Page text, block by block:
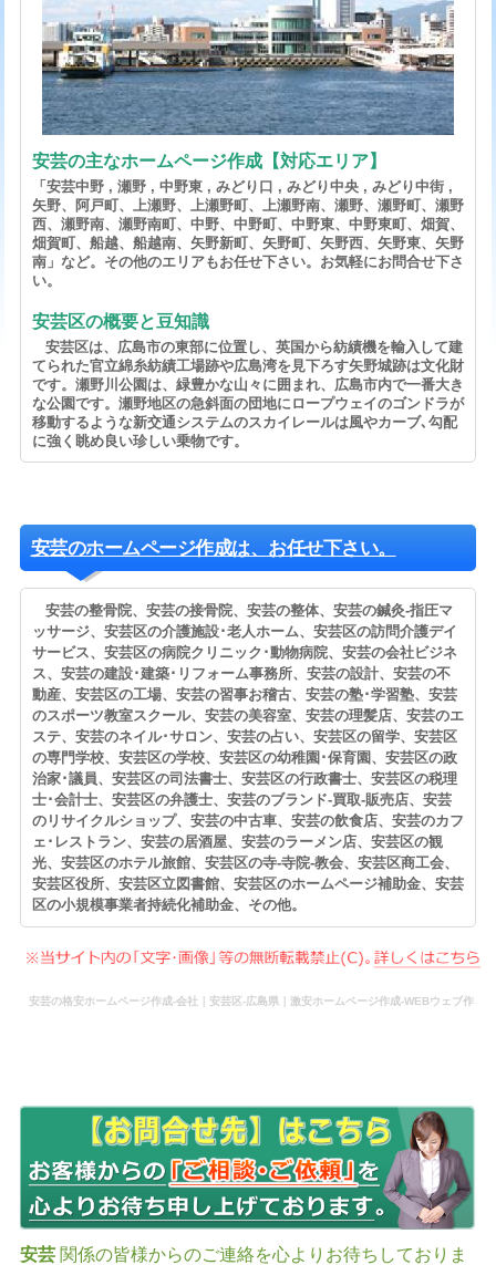
安芸の主なホームページ作成【対応エリア】
「安芸中野 , 瀬野 , 中野東 , みどり口 , みどり中央 , みどり中街 ,
矢野、阿戸町、上瀬野、上瀬野町、上瀬野南、瀬野、瀬野町、瀬野
西、瀬野南、瀬野南町、中野、中野町、中野東、中野東町、畑賀、
畑賀町、船越、船越南、矢野新町、矢野町、矢野西、矢野東、矢野
南」など。その他のエリアもお任せ下さい。お気軽にお問合せ下さ
い。
安芸区の概要と豆知識
安芸区は、広島市の東部に位置し、英国から紡績機を輸入して建
てられた官立綿糸紡績工場跡や広島湾を見下ろす矢野城跡は文化財
です。瀬野川公園は、緑豊かな山々に囲まれ、広島市内で一番大き
な公園です。瀬野地区の急斜面の団地にロープウェイのゴンドラが
移動するような新交通システムのスカイレールは風やカーブ､勾配
に強く眺め良い珍しい乗物です。
安芸のホームページ作成は、お任せ下さい。
安芸の整骨院、安芸の接骨院、安芸の整体、安芸の鍼灸-指圧マ
ッサージ、安芸区の介護施設･老人ホーム、安芸区の訪問介護デイ
サービス、安芸区の病院クリニック･動物病院、安芸の会社ビジネ
ス、安芸の建設･建築･リフォーム事務所、安芸の設計、安芸の不
動産、安芸区の工場、安芸の習事お稽古、安芸の塾･学習塾、安芸
のスポーツ教室スクール、安芸の美容室、安芸の理髪店、安芸のエ
ステ、安芸のネイル･サロン、安芸の占い、安芸区の留学、安芸区
の専門学校、安芸区の学校、安芸区の幼稚園･保育園、安芸区の政
治家･議員、安芸区の司法書士、安芸区の行政書士、安芸区の税理
士･会計士、安芸区の弁護士、安芸のブランド-買取-販売店、安芸
のリサイクルショップ、安芸の中古車、安芸の飲食店、安芸のカフ
ェ･レストラン、安芸の居酒屋、安芸のラーメン店、安芸区の観
光、安芸区のホテル旅館、安芸区の寺-寺院-教会、安芸区商工会、
安芸区役所、安芸区立図書館、安芸区のホームページ補助金、安芸
区の小規模事業者持続化補助金、その他。
安芸の格安ホームページ作成-会社｜安芸区-広島県｜激安ホームページ作成-WEBウェブ作
安芸関係の皆様からのご連絡を心よりお待ちしておりま